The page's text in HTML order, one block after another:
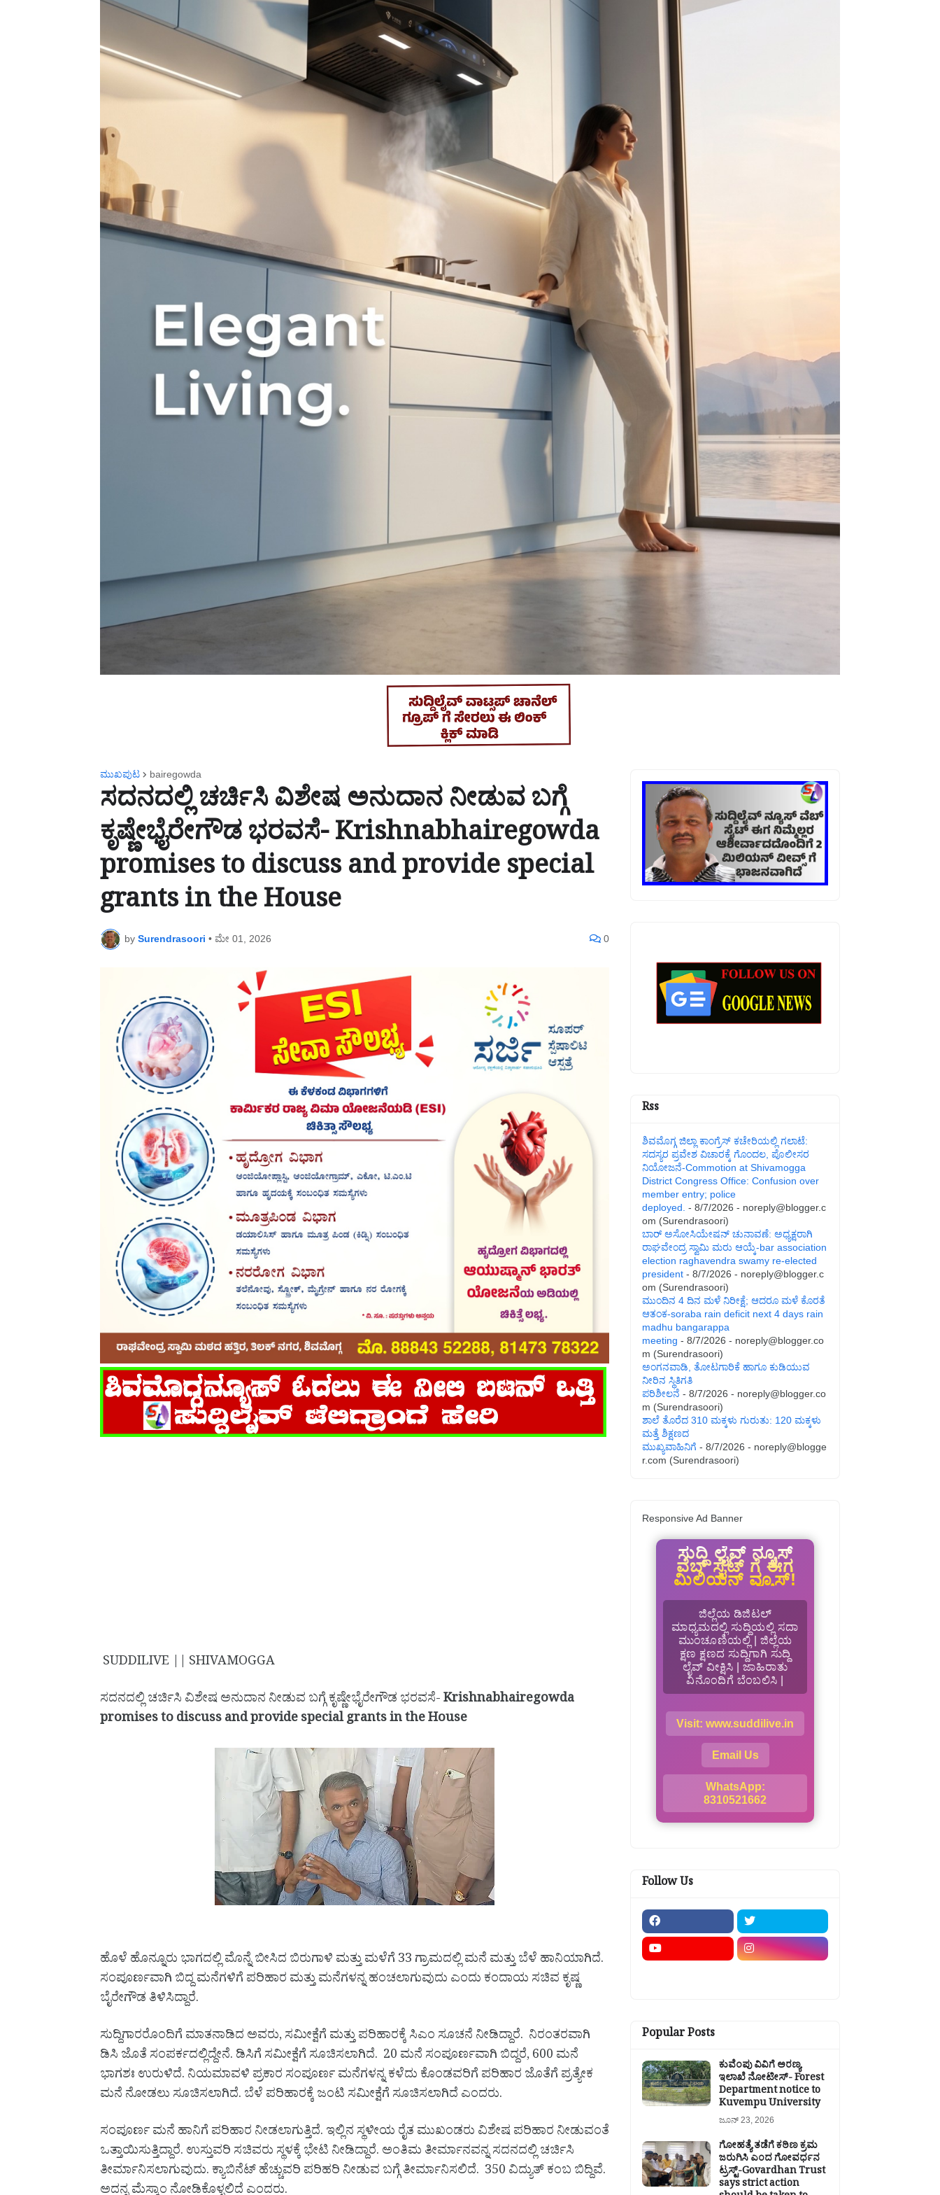
ಮುಖಪುಟ bairegowda
ಸದನದಲ್ಲಿ ಚರ್ಚಿಸಿ ವಿಶೇಷ ಅನುದಾನ ನೀಡುವ ಬಗ್ಗೆ
ಕೃಷ್ಣೇಭೈರೇಗೌಡ ಭರವಸೆ- Krishnabhairegowda
promises to discuss and provide special
grants in the House
by Surendrasoori • ಮೇ 01, 2026 0
SUDDILIVE || SHIVAMOGGA
ಸದನದಲ್ಲಿ ಚರ್ಚಿಸಿ ವಿಶೇಷ ಅನುದಾನ ನೀಡುವ ಬಗ್ಗೆ ಕೃಷ್ಣೇಭೈರೇಗೌಡ ಭರವಸೆ-Krishnabhairegowda
promises to discuss and provide special grants in the House
ಹೊಳೆ ಹೊನ್ನೂರು ಭಾಗದಲ್ಲಿ ಮೊನ್ನೆ ಬೀಸಿದ ಬಿರುಗಾಳಿ ಮತ್ತು ಮಳೆಗೆ 33 ಗ್ರಾಮದಲ್ಲಿ ಮನೆ ಮತ್ತು ಬೆಳೆ ಹಾನಿಯಾಗಿದೆ.
ಸಂಪೂರ್ಣವಾಗಿ ಬಿದ್ದ ಮನೆಗಳಿಗೆ ಪರಿಹಾರ ಮತ್ತು ಮನೆಗಳನ್ನ ಹಂಚಲಾಗುವುದು ಎಂದು ಕಂದಾಯ ಸಚಿವ ಕೃಷ್ಣ
ಬೈರೇಗೌಡ ತಿಳಿಸಿದ್ದಾರೆ.
ಸುದ್ದಿಗಾರರೊಂದಿಗೆ ಮಾತನಾಡಿದ ಅವರು, ಸಮೀಕ್ಷೆಗೆ ಮತ್ತು ಪರಿಹಾರಕ್ಕೆ ಸಿಎಂ ಸೂಚನೆ ನೀಡಿದ್ದಾರೆ. ನಿರಂತರವಾಗಿ
ಡಿಸಿ ಜೊತೆ ಸಂಪರ್ಕದಲ್ಲಿದ್ದೇನೆ. ಡಿಸಿಗೆ ಸಮೀಕ್ಷೆಗೆ ಸೂಚಿಸಲಾಗಿದೆ. 20 ಮನೆ ಸಂಪೂರ್ಣವಾಗಿ ಬಿದ್ದರೆ, 600 ಮನೆ
ಭಾಗಶಃ ಉರುಳಿದೆ. ನಿಯಮಾವಳಿ ಪ್ರಕಾರ ಸಂಪೂರ್ಣ ಮನೆಗಳನ್ನ ಕಳೆದು ಕೊಂಡವರಿಗೆ ಪರಿಹಾರ ಜೊತೆಗೆ ಪ್ರತ್ಯೇಕ
ಮನೆ ನೋಡಲು ಸೂಚಿಸಲಾಗಿದೆ. ಬೆಳೆ ಪರಿಹಾರಕ್ಕೆ ಜಂಟಿ ಸಮೀಕ್ಷೆಗೆ ಸೂಚಿಸಲಾಗಿದೆ ಎಂದರು.
ಸಂಪೂರ್ಣ ಮನೆ ಹಾನಿಗೆ ಪರಿಹಾರ ನೀಡಲಾಗುತ್ತಿದೆ. ಇಲ್ಲಿನ ಸ್ಥಳೀಯ ರೈತ ಮುಖಂಡರು ವಿಶೇಷ ಪರಿಹಾರ ನೀಡುವಂತೆ
ಒತ್ತಾಯಿಸುತ್ತಿದ್ದಾರೆ. ಉಸ್ತುವರಿ ಸಚಿವರು ಸ್ಥಳಕ್ಕೆ ಭೇಟಿ ನೀಡಿದ್ದಾರೆ. ಅಂತಿಮ ತೀರ್ಮಾನವನ್ನ ಸದನದಲ್ಲಿ ಚರ್ಚಿಸಿ
ತೀರ್ಮಾನಿಸಲಾಗುವುದು. ಕ್ಯಾಬಿನೆಟ್ ಹೆಚ್ಚುವರಿ ಪರಿಹರಿ ನೀಡುವ ಬಗ್ಗೆ ತೀರ್ಮಾನಿಸಲಿದೆ. 350 ವಿದ್ಯುತ್ ಕಂಬ ಬಿದ್ದಿವೆ.
Rss
ಶಿವಮೊಗ್ಗ ಜಿಲ್ಲಾ ಕಾಂಗ್ರೆಸ್ ಕಚೇರಿಯಲ್ಲಿ ಗಲಾಟೆ:
ಸದಸ್ಯರ ಪ್ರವೇಶ ವಿಚಾರಕ್ಕೆ ಗೊಂದಲ, ಪೊಲೀಸರ
ನಿಯೋಜನೆ-Commotion at Shivamogga
District Congress Office: Confusion over
member entry; police
deployed. - 8/7/2026 - noreply@blogger.c
om (Surendrasoori)
ಬಾರ್ ಅಸೋಸಿಯೇಷನ್ ಚುನಾವಣೆ: ಅಧ್ಯಕ್ಷರಾಗಿ
ರಾಘವೇಂದ್ರ ಸ್ವಾಮಿ ಮರು ಆಯ್ಕೆ-bar association
election raghavendra swamy re-elected
president - 8/7/2026 - noreply@blogger.c
om (Surendrasoori)
ಮುಂದಿನ 4 ದಿನ ಮಳೆ ನಿರೀಕ್ಷೆ; ಆದರೂ ಮಳೆ ಕೊರತೆ
ಆತಂಕ-soraba rain deficit next 4 days rain
madhu bangarappa
meeting - 8/7/2026 - noreply@blogger.co
m (Surendrasoori)
ಅಂಗನವಾಡಿ, ತೋಟಗಾರಿಕೆ ಹಾಗೂ ಕುಡಿಯುವ
ನೀರಿನ ಸ್ಥಿತಿಗತಿ
ಪರಿಶೀಲನೆ - 8/7/2026 - noreply@blogger.co
m (Surendrasoori)
ಶಾಲೆ ತೊರೆದ 310 ಮಕ್ಕಳು ಗುರುತು: 120 ಮಕ್ಕಳು
ಮತ್ತೆ ಶಿಕ್ಷಣದ
ಮುಖ್ಯವಾಹಿನಿಗೆ - 8/7/2026 - noreply@blogge
r.com (Surendrasoori)
Responsive Ad Banner
ಸುದ್ದಿ ಲೈವ್ ನ್ಯೂಸ್
ವೆಬ್ ಸೈಟ್ ಗೆ ಈಗ
ಮಿಲಿಯನ್ ವ್ಯೂಸ್!
ಜಿಲ್ಲೆಯ ಡಿಜಿಟಲ್
ಮಾಧ್ಯಮದಲ್ಲಿ ಸುದ್ದಿಯಲ್ಲಿ ಸದಾ
ಮುಂಚೂಣಿಯಲ್ಲಿ | ಜಿಲ್ಲೆಯ
ಕ್ಷಣ ಕ್ಷಣದ ಸುದ್ದಿಗಾಗಿ ಸುದ್ದಿ
ಲೈವ್ ವೀಕ್ಷಿಸಿ | ಜಾಹಿರಾತು
ವಿನೊಂದಿಗೆ ಬೆಂಬಲಿಸಿ |
Visit: www.suddilive.in
Email Us
WhatsApp:
8310521662
Follow Us
Popular Posts
ಕುವೆಂಪು ವಿವಿಗೆ ಅರಣ್ಯ
ಇಲಾಖೆ ನೋಟೀಸ್- Forest
Department notice to
Kuvempu University
ಜೂನ್ 23, 2026
ಗೋಹತ್ಯೆ ತಡೆಗೆ ಕಠಿಣ ಕ್ರಮ
ಜರುಗಿಸಿ ಎಂದ ಗೋವರ್ಧನ
ಟ್ರಸ್ಟ್-Govardhan Trust
says strict action